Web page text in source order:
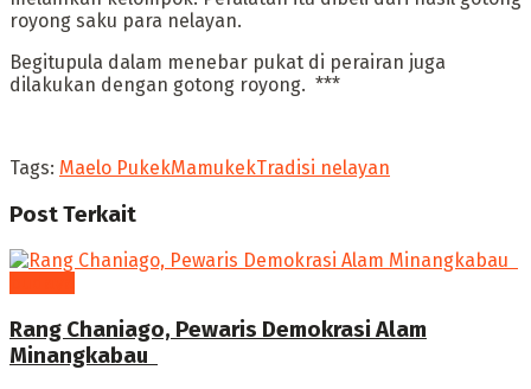
royong saku para nelayan.
Begitupula dalam menebar pukat di perairan juga
dilakukan dengan gotong royong. ***
Tags: Maelo PukekMamukekTradisi nelayan
PostTerkait
Rang Chaniago, Pewaris Demokrasi Alam
Minangkabau ‎